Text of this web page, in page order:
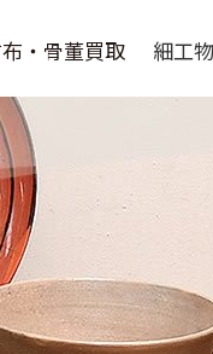
・骨董買取
骨董品買取
取扱い作家
買取の流れ
買取実績
細工